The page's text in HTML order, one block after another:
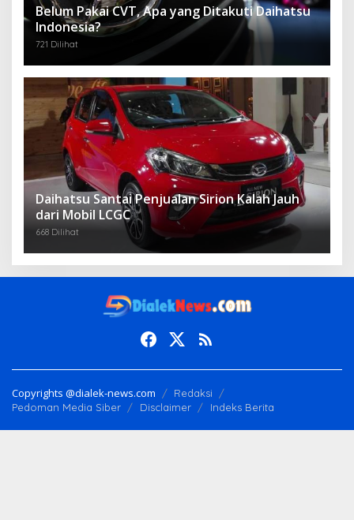
Belum Pakai CVT, Apa yang Ditakuti Daihatsu
Indonesia?
721 Dilihat
Daihatsu Santai Penjualan Sirion Kalah Jauh
dari Mobil LCGC
668 Dilihat
Copyrights @dialek-news.com
Redaksi
Pedoman Media Siber
Disclaimer Indeks Berita